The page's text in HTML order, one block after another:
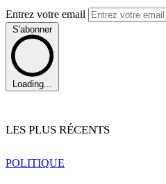
Entrez votre email
S'abonner
Loading...
LES PLUS RÉCENTS
POLITIQUE